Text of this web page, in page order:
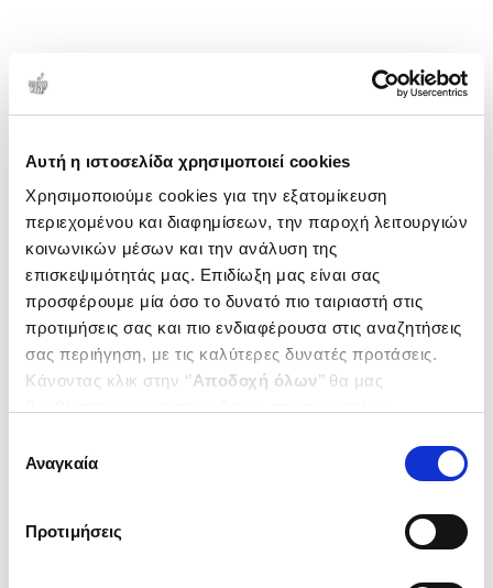
Αυτή η ιστοσελίδα χρησιμοποιεί cookies
Χρησιμοποιούμε cookies για την εξατομίκευση
περιεχομένου και διαφημίσεων, την παροχή λειτουργιών
κοινωνικών μέσων και την ανάλυση της
επισκεψιμότητάς μας. Επιδίωξη μας είναι σας
προσφέρουμε μία όσο το δυνατό πιο ταιριαστή στις
προτιμήσεις σας και πιο ενδιαφέρουσα στις αναζητήσεις
σας περιήγηση, με τις καλύτερες δυνατές προτάσεις.
Κάνοντας κλικ στην ‘’Αποδοχή όλων’’ θα μας
ενδιαφέρουν και να επιλέξετε από τα παρακάτω με την
΄΄και να ενημερωθείτε σχετικά με
συγκατάθεσης
Αναγκαία
Προτιμήσεις